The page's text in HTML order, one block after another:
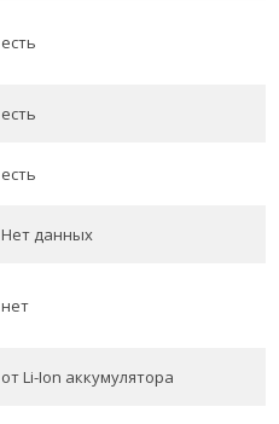
есть
есть
есть
Нет данных
нет
от Li-Ion аккумулятора